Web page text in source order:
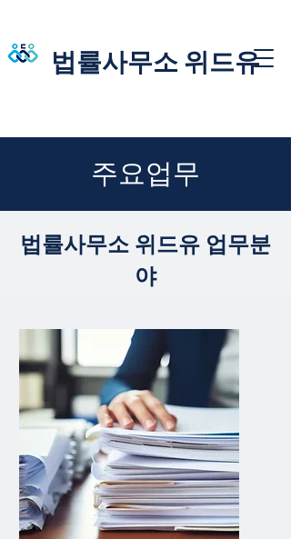
법률사무소 위드유
​주요업무
​법률사무소 위드유 업무분
야